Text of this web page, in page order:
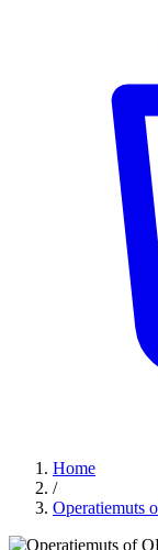
Home
/
Operatiemuts